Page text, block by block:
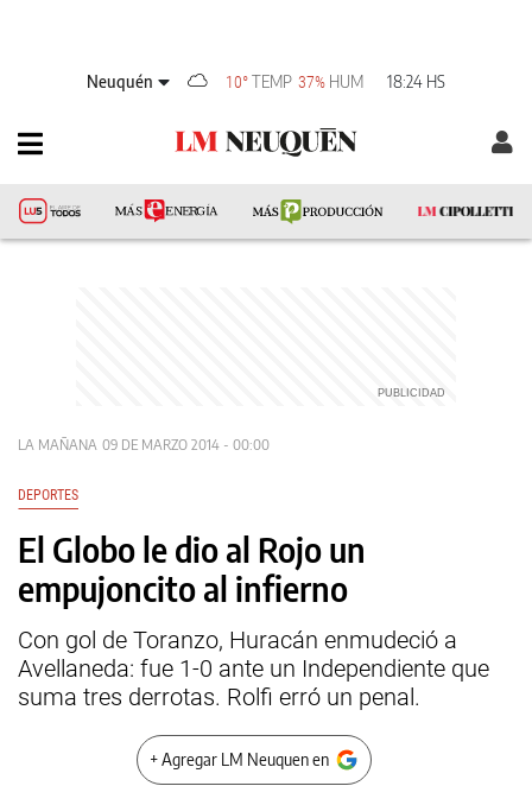
Neuquén 10° TEMP 37% HUM 18:24 HS
LA MAÑANA 09 DE MARZO 2014 - 00:00
DEPORTES
El Globo le dio al Rojo un
empujoncito al infierno
Con gol de Toranzo, Huracán enmudeció a
Avellaneda: fue 1-0 ante un Independiente que
suma tres derrotas. Rolfi erró un penal.
+ Agregar LM Neuquen en